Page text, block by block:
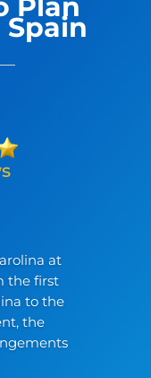
at
the first
to the
the